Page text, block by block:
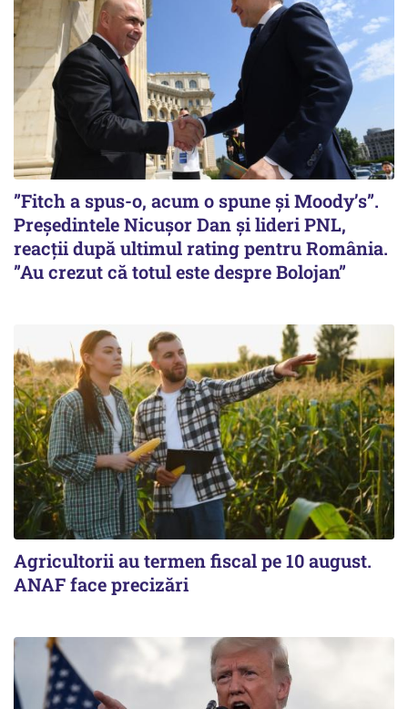
”Fitch a spus-o, acum o spune și Moody’s”.
Președintele Nicușor Dan și lideri PNL,
reacții după ultimul rating pentru România.
”Au crezut că totul este despre Bolojan”
Agricultorii au termen fiscal pe 10 august.
ANAF face precizări